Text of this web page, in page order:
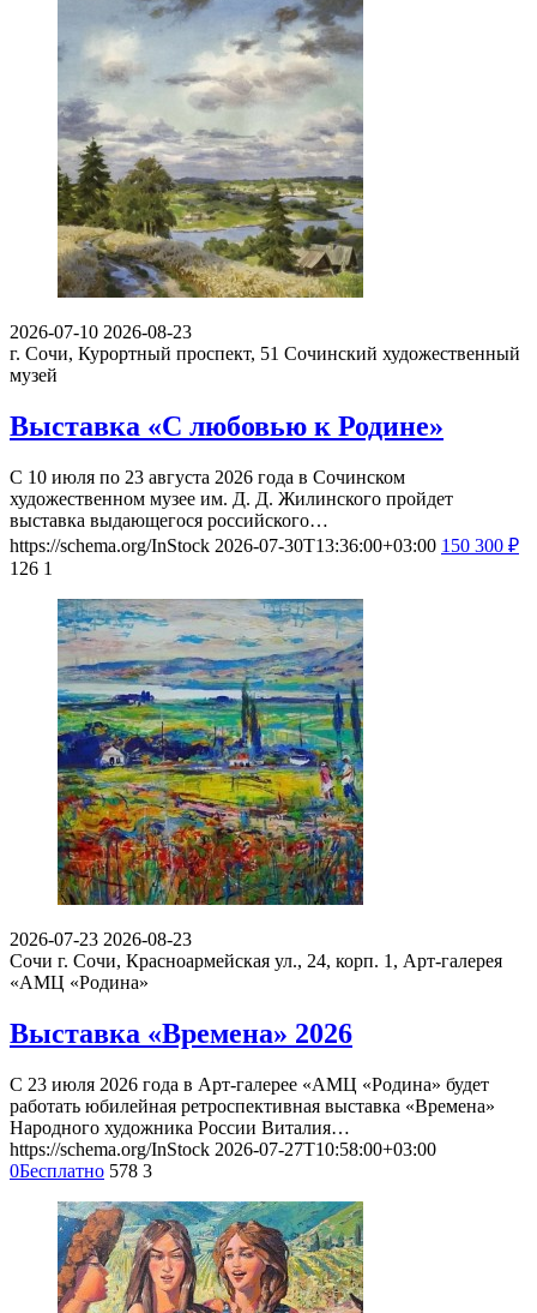
2026-07-10 2026-08-23
г. Сочи, Курортный проспект, 51 Сочинский художественный
музей
Выставка «С любовью к Родине»
С 10 июля по 23 августа 2026 года в Сочинском
художественном музее им. Д. Д. Жилинского пройдет
выставка выдающегося российского…
https://schema.org/InStock 2026-07-30T13:36:00+03:00 150 300 ₽
126 1
2026-07-23 2026-08-23
Сочи г. Сочи, Красноармейская ул., 24, корп. 1, Арт-галерея
«АМЦ «Родина»
Выставка «Времена» 2026
С 23 июля 2026 года в Арт-галерее «АМЦ «Родина» будет
работать юбилейная ретроспективная выставка «Времена»
Народного художника России Виталия…
https://schema.org/InStock 2026-07-27T10:58:00+03:00
0Бесплатно 578 3